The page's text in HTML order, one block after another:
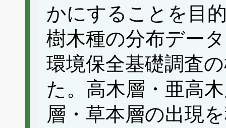
かにすることを目
樹木種の分布デー
環境保全基礎調査
た。高木層・亜高
層・草本層の出現